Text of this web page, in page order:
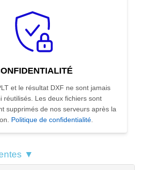
et le résultat DXF ne sont jamais
réutilisés. Les deux fichiers sont
supprimés de nos serveurs après la
Politique de confidentialité.
▼